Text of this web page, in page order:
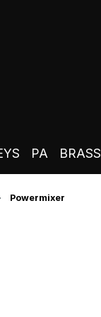
PA BRASS
Powermixer